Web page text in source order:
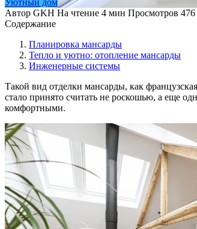
Автор GKH На чтение 4 мин Просмотров 476
Содержание
Планировка мансарды
Тепло и уютно: отопление мансарды
Инженерные системы
Такой вид отделки мансарды, как
стало принято считать не роскошью, а еще
комфортными.